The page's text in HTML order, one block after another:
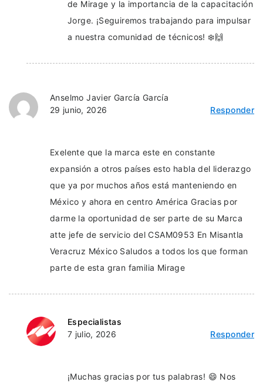
de Mirage y la importancia de la capacitación
Jorge. ¡Seguiremos trabajando para impulsar
a nuestra comunidad de técnicos! ❄️🙌
Anselmo Javier García García
29 junio, 2026
Responder
Exelente que la marca este en constante
expansión a otros países esto habla del liderazgo
que ya por muchos años está manteniendo en
México y ahora en centro América Gracias por
darme la oportunidad de ser parte de su Marca
atte jefe de servicio del CSAM0953 En Misantla
Veracruz México Saludos a todos los que forman
parte de esta gran familia Mirage
Especialistas
7 julio, 2026
Responder
¡Muchas gracias por tus palabras! 😄 Nos